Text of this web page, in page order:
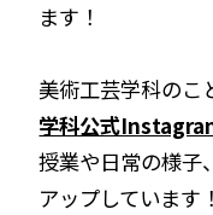
ます！
美術工芸学科のこ
学科公式
授業や日常の様子
アップしています